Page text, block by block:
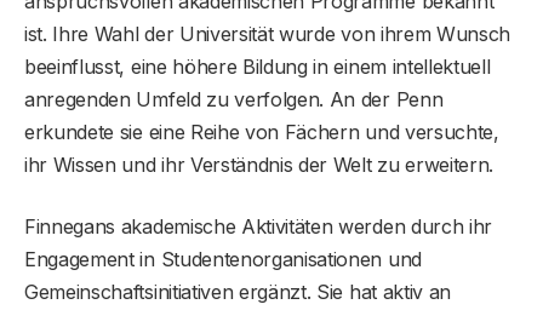
ist. Ihre Wahl der Universität wurde von ihrem Wunsch
beeinflusst, eine höhere Bildung in einem intellektuell
anregenden Umfeld zu verfolgen. An der Penn
erkundete sie eine Reihe von Fächern und versuchte,
ihr Wissen und ihr Verständnis der Welt zu erweitern.
Finnegans akademische Aktivitäten werden durch ihr
Engagement in Studentenorganisationen und
Gemeinschaftsinitiativen ergänzt. Sie hat aktiv an